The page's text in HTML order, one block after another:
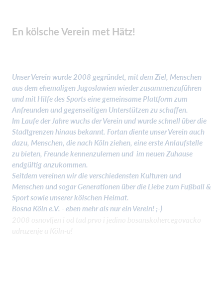
En kölsche Verein met Hätz!
Unser Verein wurde 2008 gegründet, mit dem Ziel, Menschen
aus dem ehemaligen Jugoslawien wieder zusammenzuführen
und mit Hilfe des Sports eine gemeinsame Plattform zum
Anfreunden und gegenseitigen Unterstützen zu schaffen.
Im Laufe der Jahre wuchs der Verein und wurde schnell über die
Stadtgrenzen hinaus bekannt. Fortan diente unser Verein auch
dazu, Menschen, die nach Köln ziehen, eine erste Anlaufstelle
zu bieten, Freunde kennenzulernen und im neuen Zuhause
endgültig anzukommen.
Seitdem vereinen wir die verschiedensten Kulturen und
Menschen und sogar Generationen über die Liebe zum Fußball &
Sport sowie unserer kölschen Heimat.
Bosna Köln e.V. - eben mehr als nur ein Verein! ;-)